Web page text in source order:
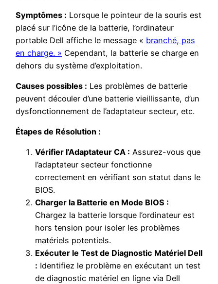
Symptômes : Lorsque le pointeur de la souris est
placé sur l’icône de la batterie, l’ordinateur
portable Dell affiche le message « branché, pas
en charge. » Cependant, la batterie se charge en
dehors du système d’exploitation.
Causes possibles : Les problèmes de batterie
peuvent découler d’une batterie vieillissante, d’un
dysfonctionnement de l’adaptateur secteur, etc.
Étapes de Résolution :
Vérifier l’Adaptateur CA : Assurez-vous que
l’adaptateur secteur fonctionne
correctement en vérifiant son statut dans le
BIOS.
Charger la Batterie en Mode BIOS :
Chargez la batterie lorsque l’ordinateur est
hors tension pour isoler les problèmes
matériels potentiels.
Exécuter le Test de Diagnostic Matériel Dell
: Identifiez le problème en exécutant un test
de diagnostic matériel en ligne via Dell